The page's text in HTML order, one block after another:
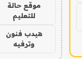
موقع حالة
للتعليم
هيدب فنون
وترفيه